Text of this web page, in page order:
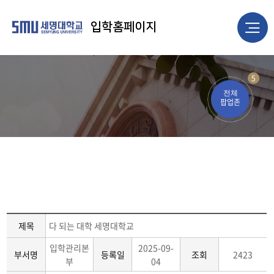
5
전체
팝업존
입학홈페이지
제목 다 되는 대학 세명대학교
부서명
입학관리본
부
등록일
2025-09-
04
조회 2423